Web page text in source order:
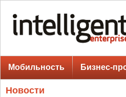
Мобильность Бизнес-
Новости